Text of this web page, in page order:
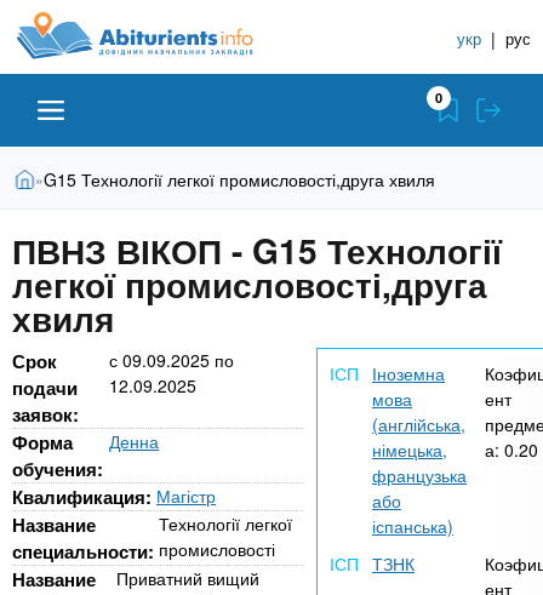
A
b
i
t
u
r
i
e
n
п
р
в
о
н
и
к
У
ч
е
б
н
ы
х
укр | рус
Абитуриенту
Вузы
Курсы
Частные школы
MBA
0
В
д
е
с
ь
Главная
»G15 Технології легкої промисловості,друга хвиля
ПВНЗ ВІКОП - G15 Технології
легкої промисловості,друга
хвиля
Срок
подачи
заявок:
с09.09.2025 по
12.09.2025
Форма
обучения:
Денна
Квалификация: Магістр
Название
специальности:
Технології легкої
промисловості
Название
Приватний вищий
Іноземна
мова
(англійська,
німецька,
французька
або
іспанська)
ент
а: 0.20
ТЗНК
ент